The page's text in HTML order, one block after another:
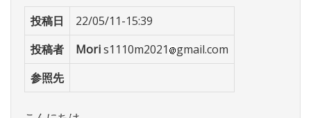
投稿日
22/05/11-15:39
投稿者
Moris1110m2021
gmail.com
参照先